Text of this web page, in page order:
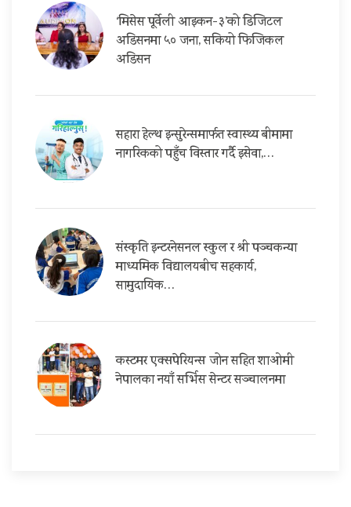
‘मिसेस पूर्वेली आइकन-३’को डिजिटल
अडिसनमा ५० जना, सकियो फिजिकल
अडिसन
सहारा हेल्थ इन्सुरेन्समार्फत स्वास्थ्य बीमामा
नागरिकको पहुँच विस्तार गर्दै इसेवा,…
संस्कृति इन्टरनेसनल स्कुल र श्री पञ्चकन्या
माध्यमिक विद्यालयबीच सहकार्य,
सामुदायिक…
कस्टमर एक्सपेरियन्स जोन सहित शाओमी
नेपालका नयाँ सर्भिस सेन्टर सञ्चालनमा